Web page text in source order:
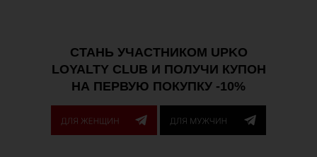
СТАНЬ УЧАСТНИКОМ UPKO
LOYALTY CLUB И ПОЛУЧИ КУПОН
НА ПЕРВУЮ ПОКУПКУ -10%